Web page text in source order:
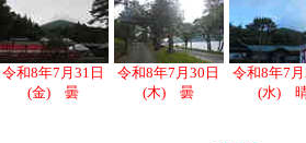
令和8年7月31日
(金) 曇
令和8年7月30日
(木) 曇
令和8年7
(水)